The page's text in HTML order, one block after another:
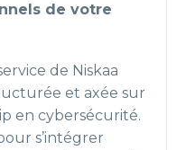
de votre
de Niskaa
et axée sur
en cybersécurité.
s’intégrer